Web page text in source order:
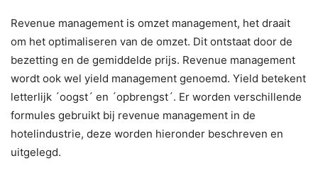
Revenue management is omzet management, het draait
om het optimaliseren van de omzet. Dit ontstaat door de
bezetting en de gemiddelde prijs. Revenue management
wordt ook wel yield management genoemd. Yield betekent
letterlijk ´oogst´ en ´opbrengst´. Er worden verschillende
formules gebruikt bij revenue management in de
hotelindustrie, deze worden hieronder beschreven en
uitgelegd.